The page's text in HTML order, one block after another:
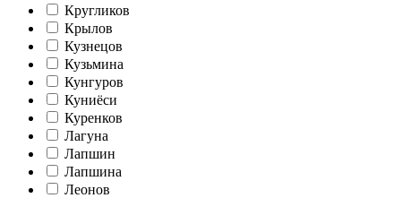
Кругликов
Крылов
Кузнецов
Кузьмина
Кунгуров
Куниёси
Куренков
Лагуна
Лапшин
Лапшина
Леонов